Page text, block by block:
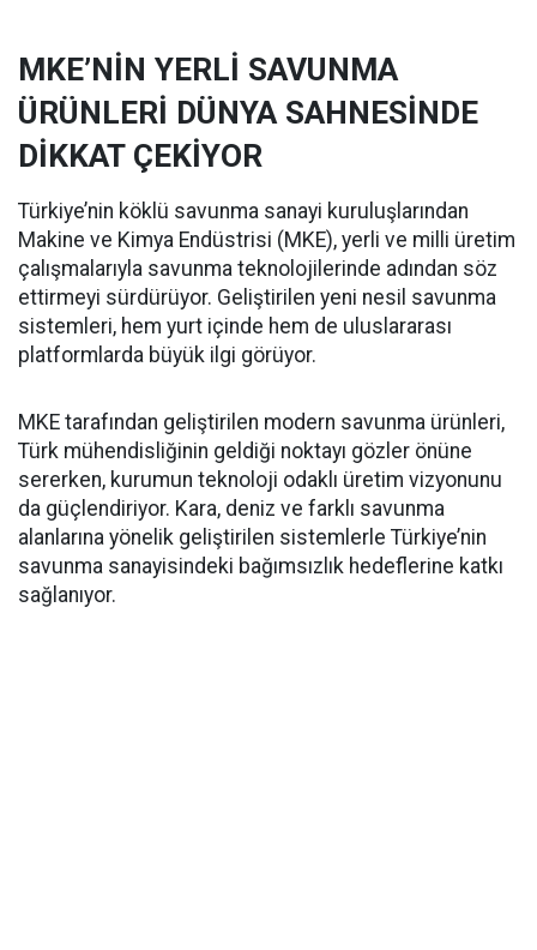
MKE’NİN YERLİ SAVUNMA
ÜRÜNLERİ DÜNYA SAHNESİNDE
DİKKAT ÇEKİYOR
Türkiye’nin köklü savunma sanayi kuruluşlarından
Makine ve Kimya Endüstrisi (MKE), yerli ve milli üretim
çalışmalarıyla savunma teknolojilerinde adından söz
ettirmeyi sürdürüyor. Geliştirilen yeni nesil savunma
sistemleri, hem yurt içinde hem de uluslararası
platformlarda büyük ilgi görüyor.
MKE tarafından geliştirilen modern savunma ürünleri,
Türk mühendisliğinin geldiği noktayı gözler önüne
sererken, kurumun teknoloji odaklı üretim vizyonunu
da güçlendiriyor. Kara, deniz ve farklı savunma
alanlarına yönelik geliştirilen sistemlerle Türkiye’nin
savunma sanayisindeki bağımsızlık hedeflerine katkı
sağlanıyor.